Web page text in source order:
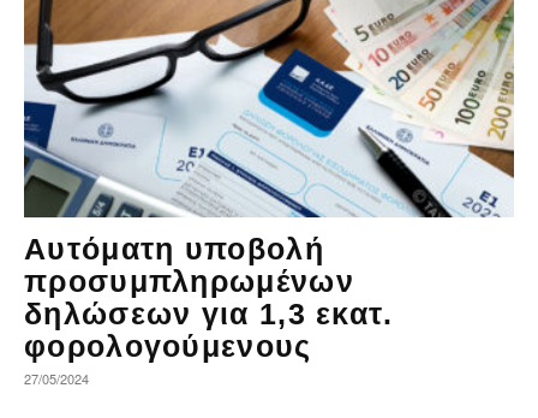
Αυτόματη υποβολή
προσυμπληρωμένων
δηλώσεων για 1,3 εκατ.
φορολογούμενους
27/05/2024